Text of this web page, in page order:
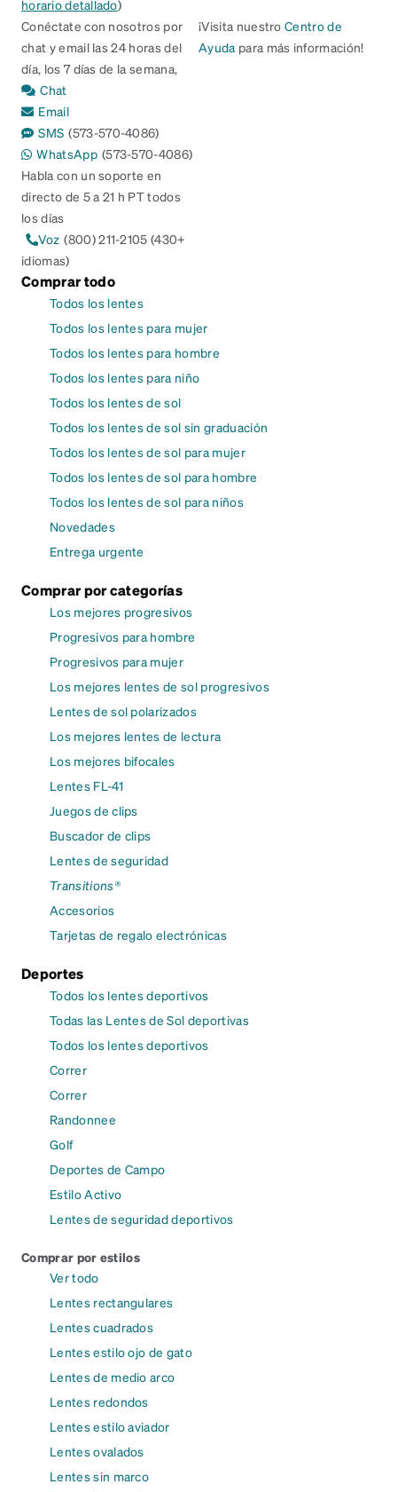
horario detallado)
Conéctate con nosotros por
chat y email las 24 horas del
día, los 7 días de la semana,
Chat
Email
SMS (573-570-4086)
WhatsApp (573-570-4086)
Habla con un soporte en
directo de 5 a 21 h PT todos
los días
Voz (800) 211-2105 (430+
idiomas)
¡Visita nuestroCentro de
Ayuda para más información!
Comprar todo
Todos los lentes
Todos los lentes para mujer
Todos los lentes para hombre
Todos los lentes para niño
Todos los lentes de sol
Todos los lentes de sol sin graduación
Todos los lentes de sol para mujer
Todos los lentes de sol para hombre
Todos los lentes de sol para niños
Novedades
Entrega urgente
Comprar por categorías
Los mejores progresivos
Progresivos para hombre
Progresivos para mujer
Los mejores lentes de sol progresivos
Lentes de sol polarizados
Los mejores lentes de lectura
Los mejores bifocales
Lentes FL-41
Juegos de clips
Buscador de clips
Lentes de seguridad
Transitions®
Accesorios
Tarjetas de regalo electrónicas
Deportes
Todos los lentes deportivos
Todas las Lentes de Sol deportivas
Todos los lentes deportivos
Correr
Correr
Randonnee
Golf
Deportes de Campo
Estilo Activo
Lentes de seguridad deportivos
Comprar por estilos
Ver todo
Lentes rectangulares
Lentes cuadrados
Lentes estilo ojo de gato
Lentes de medio arco
Lentes redondos
Lentes estilo aviador
Lentes ovalados
Lentes sin marco